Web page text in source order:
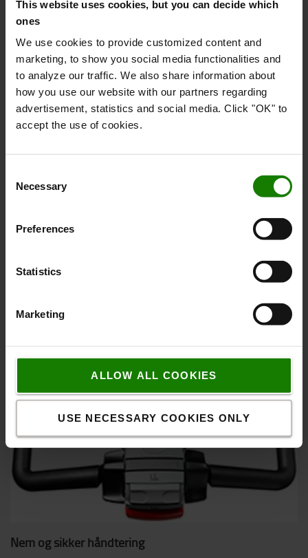
This website uses cookies, but you can decide which
ones
We use cookies to provide customized content and
marketing, to show you social media functionalities and
to analyze our traffic. We also share information about
how you use our website with our partners regarding
advertisement, statistics and social media. Click "OK" to
accept the use of cookies.
Selection
Necessary
Preferences
Statistics
Marketing
ALLOW ALL COOKIES
USE NECESSARY COOKIES ONLY
Fremragende udsyn
position mod gaffelspidserne.
Nem og sikker håndtering